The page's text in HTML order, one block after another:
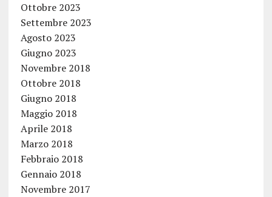
Ottobre 2023
Settembre 2023
Agosto 2023
Giugno 2023
Novembre 2018
Ottobre 2018
Giugno 2018
Maggio 2018
Aprile 2018
Marzo 2018
Febbraio 2018
Gennaio 2018
Novembre 2017